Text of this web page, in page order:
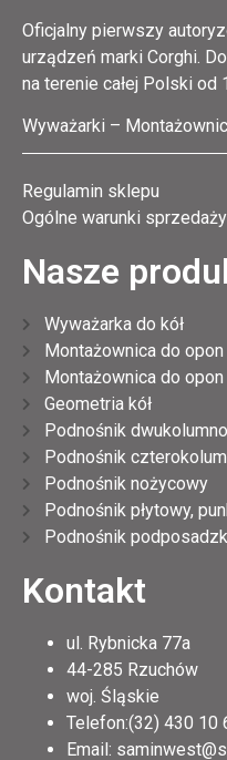
Oficjalny pierwszy
urządzeń marki Corghi.
na terenie całej Polski od
Wyważarki –
Regulamin sklepu
Ogólne warunki sprzedaży
Nasze
Wyważarka do kół
Montażownica do opon
Montażownica do
Geometria kół
Podnośnik
Podnośnik
Podnośnik nożycowy
Podnośnik płytowy,
Podnośnik
Kontakt
ul. Rybnicka 77a
44-285 Rzuchów
woj. Śląskie
Telefon:(32) 430 10
Email: